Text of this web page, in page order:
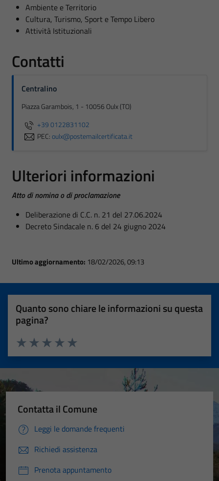
Ambiente e Territorio
Cultura, Turismo, Sport e Tempo Libero
Attività Istituzionali
Contatti
Centralino
Piazza Garambois, 1 - 10056 Oulx (TO)
+39 0122831102
PEC:oulx@postemailcertificata.it
Ulteriori informazioni
Atto di nomina o di proclamazione
Deliberazione di C.C. n. 21 del 27.06.2024
Decreto Sindacale n. 6 del 24 giugno 2024
Ultimo aggiornamento: 18/02/2026, 09:13
Quanto sono chiare le informazioni su questa
pagina?
Valuta 5 stelle su 5
Valuta 4 stelle su 5
Valuta 3 stelle su 5
Valuta 2 stelle su 5
Valuta 1 stelle su 5
Contatta il Comune
Leggi le domande frequenti
Richiedi assistenza
Prenota appuntamento